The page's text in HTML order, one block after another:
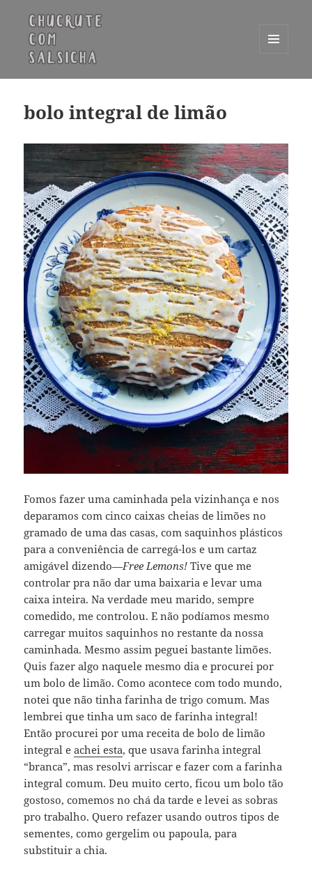
WIDGETS
bolo integral de limão
Fomos fazer uma caminhada pela vizinhança e nos
deparamos com cinco caixas cheias de limões no
gramado de uma das casas, com saquinhos plásticos
para a conveniência de carregá-los e um cartaz
amigável dizendo—Free Lemons! Tive que me
controlar pra não dar uma baixaria e levar uma
caixa inteira. Na verdade meu marido, sempre
comedido, me controlou. E não podíamos mesmo
carregar muitos saquinhos no restante da nossa
caminhada. Mesmo assim peguei bastante limões.
Quis fazer algo naquele mesmo dia e procurei por
um bolo de limão. Como acontece com todo mundo,
notei que não tinha farinha de trigo comum. Mas
lembrei que tinha um saco de farinha integral!
Então procurei por uma receita de bolo de limão
integral eachei esta, que usava farinha integral
“branca”, mas resolvi arriscar e fazer com a farinha
integral comum. Deu muito certo, ficou um bolo tão
gostoso, comemos no chá da tarde e levei as sobras
pro trabalho. Quero refazer usando outros tipos de
sementes, como gergelim ou papoula, para
substituir a chia.